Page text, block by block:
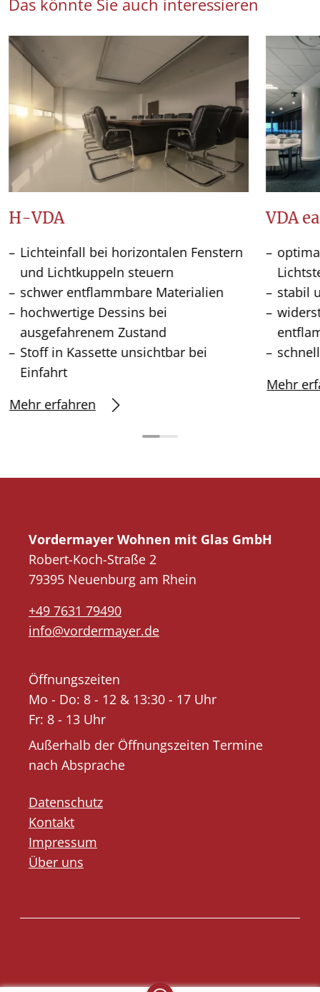
Das könnte Sie auch interessieren
H-VDA
Lichteinfall bei horizontalen Fenstern
und Lichtkuppeln steuern
schwer entflammbare Materialien
hochwertige Dessins bei
ausgefahrenem Zustand
Stoff in Kassette unsichtbar bei
Einfahrt
Mehr erfahren
VDA
stabil
Mehr
Vordermayer Wohnen mit Glas GmbH
Robert-Koch-Straße 2
79395 Neuenburg am Rhein
+49 7631 79490
info@vordermayer.de
Öffnungszeiten
Mo - Do: 8 - 12 & 13:30 - 17 Uhr
Fr: 8 - 13 Uhr
Außerhalb der Öffnungszeiten Termine
nach Absprache
Datenschutz
Kontakt
Impressum
Über uns